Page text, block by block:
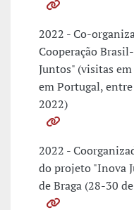
2022 - Co-
Cooperação
Juntos" (visitas
em Portugal,
2022)
2022 -
do projeto "Inova
de Braga (28-30